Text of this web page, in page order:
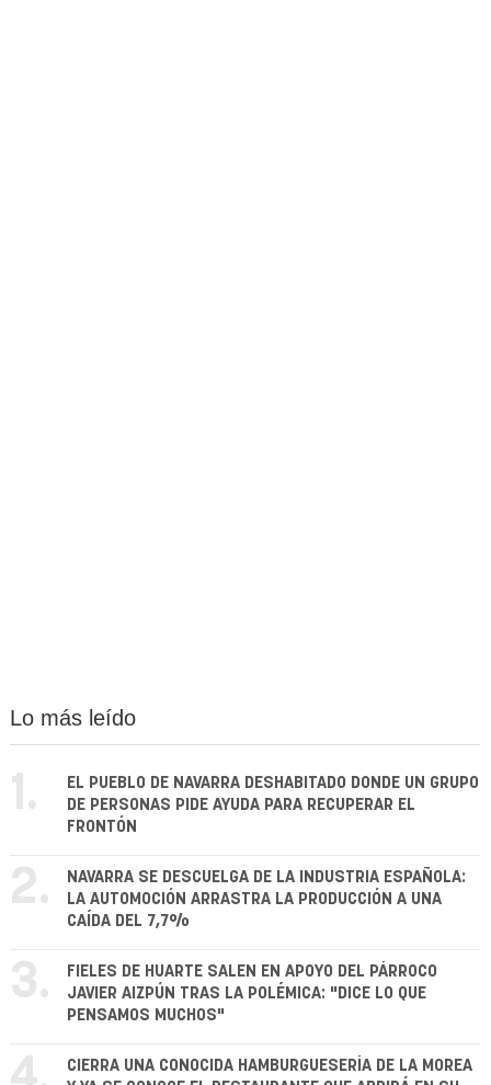
Lo más leído
1.
EL PUEBLO DE NAVARRA DESHABITADO DONDE UN GRUPO
DE PERSONAS PIDE AYUDA PARA RECUPERAR EL
FRONTÓN
2.
NAVARRA SE DESCUELGA DE LA INDUSTRIA ESPAÑOLA:
LA AUTOMOCIÓN ARRASTRA LA PRODUCCIÓN A UNA
CAÍDA DEL 7,7%
3.
FIELES DE HUARTE SALEN EN APOYO DEL PÁRROCO
JAVIER AIZPÚN TRAS LA POLÉMICA: "DICE LO QUE
PENSAMOS MUCHOS"
CIERRA UNA CONOCIDA HAMBURGUESERÍA DE LA MOREA